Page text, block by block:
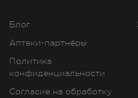
Блог
Аптеки-партнёры
Политика
конфиденциальности
Согласие на обработку